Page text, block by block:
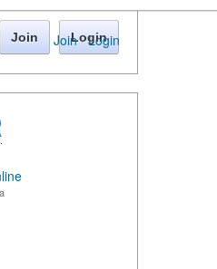
Join · Login
Join Login